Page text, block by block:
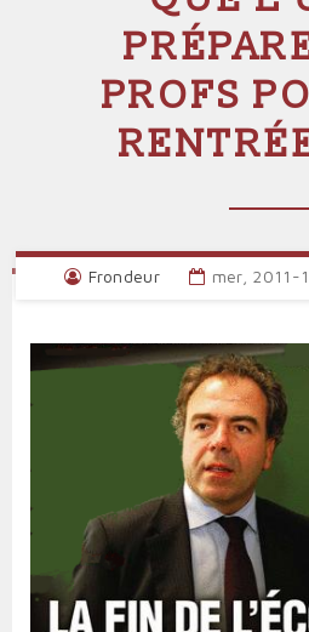
PROFS
Frondeur mer, 2011-